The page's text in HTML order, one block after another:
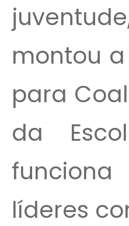
montou
para
da
líderes